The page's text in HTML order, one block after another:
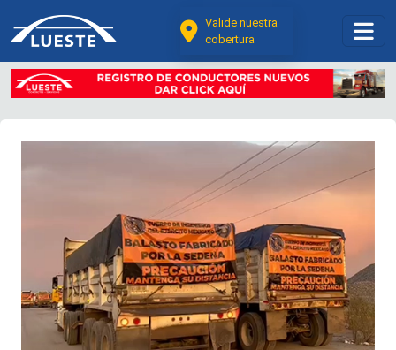
Valide nuestra
cobertura